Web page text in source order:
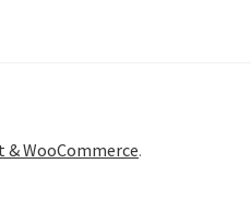
WooCommerce.